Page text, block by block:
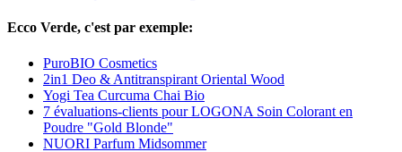
Ecco Verde, c'est par exemple:
PuroBIO Cosmetics
2in1 Deo & Antitranspirant Oriental Wood
Yogi Tea Curcuma Chai Bio
7 évaluations-clients pour LOGONA Soin Colorant en
Poudre "Gold Blonde"
NUORI Parfum Midsommer